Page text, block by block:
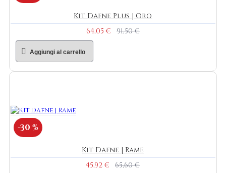
Kit Dafne Plus | Oro
64,05 €
91,50 €
Aggiungi al carrello
-30 %
Kit Dafne | Rame
45,92 €
65,60 €